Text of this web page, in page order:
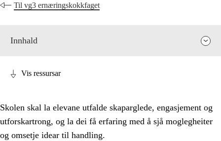
Til vg3 ernæringskokkfaget
Innhald
Vis ressursar
Skolen skal la elevane utfalde skaparglede, engasjement og
utforskartrong, og la dei få erfaring med å sjå moglegheiter
og omsetje idear til handling.